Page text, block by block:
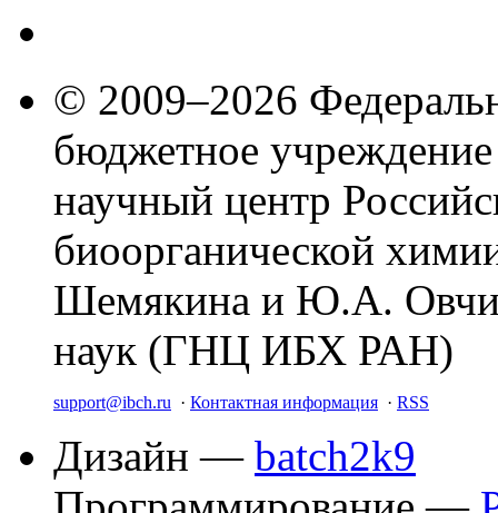
© 2009–2026
бюджетное
научный центр
биоорганической
Шемякина и Ю.А.
наук (ГНЦ ИБХ РАН)
support@ibch.ru · Контактная информация · RSS
Дизайн — batch2k9